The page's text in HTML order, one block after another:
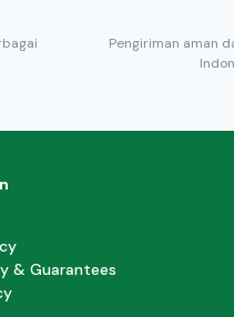
Pengiriman aman
& Guarantees